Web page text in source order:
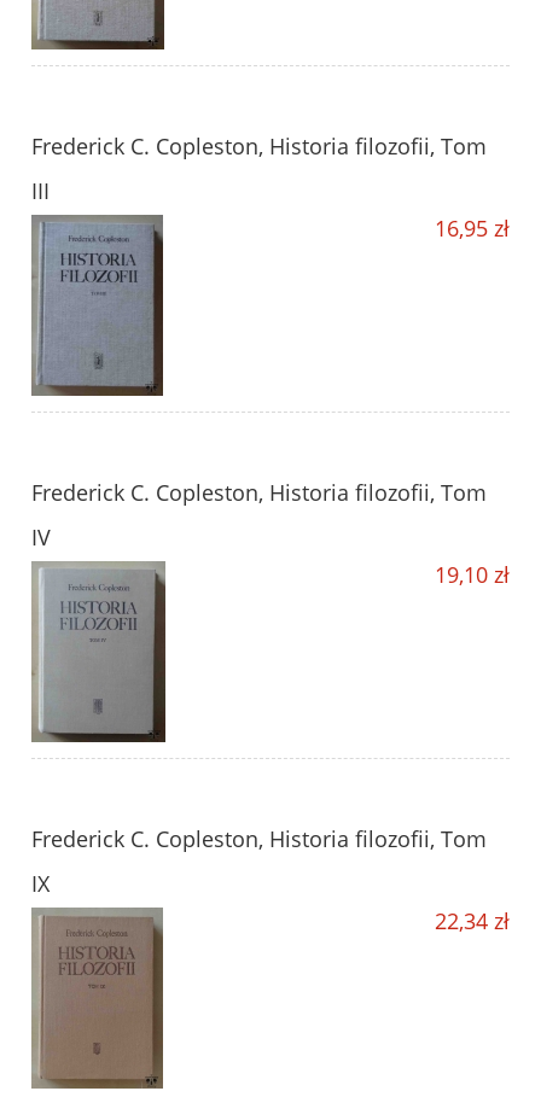
Frederick C. Copleston, Historia filozofii, Tom
III
16,95 zł
Frederick C. Copleston, Historia filozofii, Tom
IV
19,10 zł
Frederick C. Copleston, Historia filozofii, Tom
IX
22,34 zł